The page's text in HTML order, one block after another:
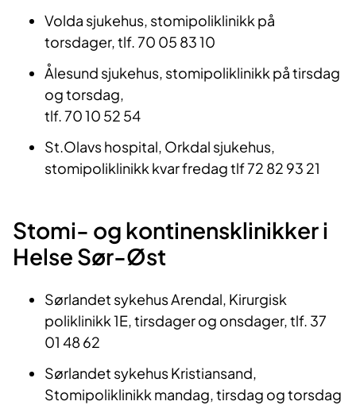
Volda sjukehus, stomipoliklinikk på
torsdager, tlf. 70 05 83 10
Ålesund sjukehus, stomipoliklinikk på tirsdag
og torsdag,
tlf. 70 10 52 54
St.Olavs hospital, Orkdal sjukehus,
stomipoliklinikk kvar fredag tlf 72 82 93 21
Stomi- og kontinensklinikker i
Helse Sør-Øst
Sørlandet sykehus Arendal, Kirurgisk
poliklinikk 1E, tirsdager og onsdager, tlf. 37
01 48 62
Sørlandet sykehus Kristiansand,
Stomipoliklinikk mandag, tirsdag og torsdag